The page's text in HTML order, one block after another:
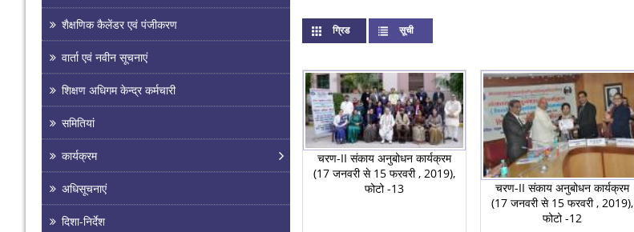
शैक्षणिक कैलेंडर एवं पंजीकरण
वार्ता एवं नवीन सूचनाएं
शिक्षण अधिगम केन्द्र कर्मचारी
समितियां
कार्यक्रम
अधिसूचनाएं
दिशा-निर्देश
ग्रिड(active tab) सूची
चरण-II संकाय अनुबोधन कार्यक्रम
(17 जनवरी से 15 फरवरी , 2019),
फोटो -13
चरण-II संकाय अनुबोधन कार्यक्रम
(17 जनवरी से 15 फरवरी , 2019),
फोटो -12